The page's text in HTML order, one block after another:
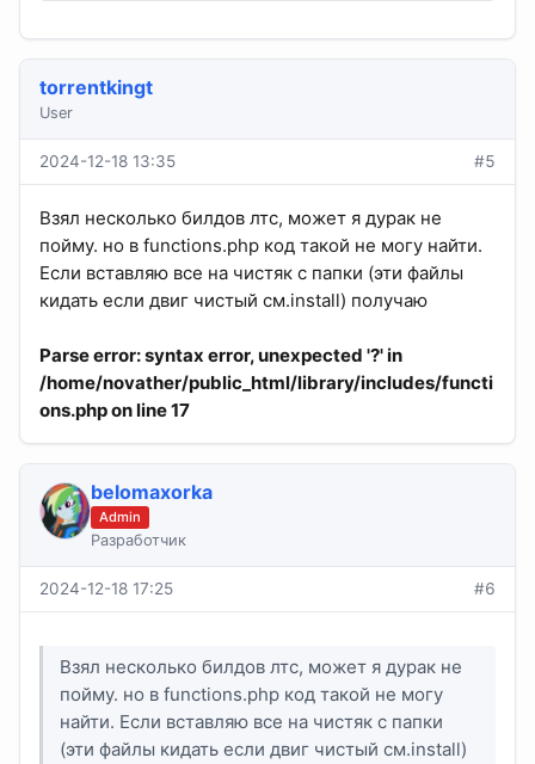
torrentkingt
User
2024-12-18 13:35 #5
Взял несколько билдов лтс, может я дурак не
пойму. но в functions.php код такой не могу найти.
Если вставляю все на чистяк с папки (эти файлы
кидать если двиг чистый см.install) получаю
Parse error: syntax error, unexpected '?' in
/home/novather/public_html/library/includes/functi
ons.phpon line17
belomaxorka
Admin
Разработчик
2024-12-18 17:25 #6
Взял несколько билдов лтс, может я дурак не
пойму. но в functions.php код такой не могу
найти. Если вставляю все на чистяк с папки
(эти файлы кидать если двиг чистый см.install)